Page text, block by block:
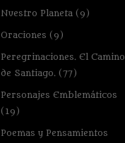
Nuestro Planeta (9)
Oraciones (9)
Peregrinaciones. El Camino
de Santiago. (77)
Personajes Emblemáticos
(19)
Poemas y Pensamientos